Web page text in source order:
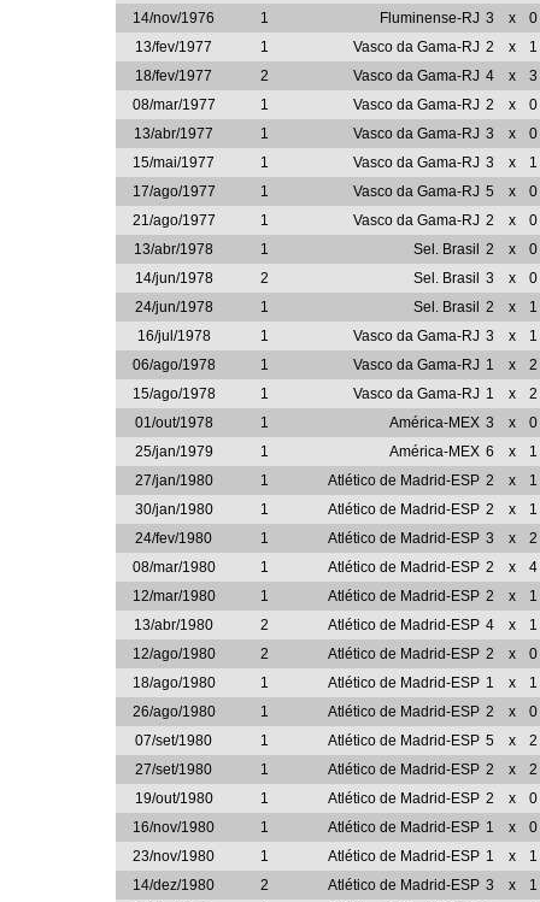
14/nov/1976
1 Fluminense-RJ 3 x
0
13/fev/1977
1 Vasco da Gama-RJ 2 x
1
18/fev/1977
2 Vasco da Gama-RJ 4 x
3
08/mar/1977
1 Vasco da Gama-RJ 2 x
0
13/abr/1977
1 Vasco da Gama-RJ 3 x
0
15/mai/1977
1 Vasco da Gama-RJ 3 x
1
17/ago/1977
1 Vasco da Gama-RJ 5 x
0
21/ago/1977
1 Vasco da Gama-RJ 2 x
0
13/abr/1978
1 Sel. Brasil 2 x
0
14/jun/1978
2 Sel. Brasil 3 x
0
24/jun/1978
1 Sel. Brasil 2 x
1
16/jul/1978
1 Vasco da Gama-RJ 3 x
1
06/ago/1978
1 Vasco da Gama-RJ 1 x
2
15/ago/1978
1 Vasco da Gama-RJ 1 x
2
01/out/1978
1 América-MEX 3 x
0
25/jan/1979
1 América-MEX 6 x
1
27/jan/1980
1 Atlético de Madrid-ESP 2 x
1
30/jan/1980
1 Atlético de Madrid-ESP 2 x
1
24/fev/1980
1 Atlético de Madrid-ESP 3 x
2
08/mar/1980
1 Atlético de Madrid-ESP 2 x
4
12/mar/1980
1 Atlético de Madrid-ESP 2 x
1
13/abr/1980
2 Atlético de Madrid-ESP 4 x
1
12/ago/1980
2 Atlético de Madrid-ESP 2 x
0
18/ago/1980
1 Atlético de Madrid-ESP 1 x
1
26/ago/1980
1 Atlético de Madrid-ESP 2 x
0
07/set/1980
1 Atlético de Madrid-ESP 5 x
2
27/set/1980
1 Atlético de Madrid-ESP 2 x
2
19/out/1980
1 Atlético de Madrid-ESP 2 x
0
16/nov/1980
1 Atlético de Madrid-ESP 1 x
0
23/nov/1980
1 Atlético de Madrid-ESP 1 x
1
14/dez/1980
2 Atlético de Madrid-ESP 3 x
1